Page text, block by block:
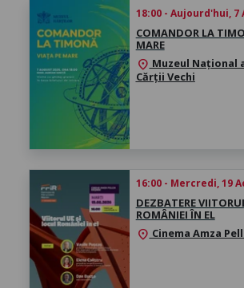
18:00 - Aujourd'hui, 7
COMANDOR LA
MARE
location_on Muzeul Național
Cărții Vechi
16:00 - Mercredi, 19
DEZBATERE
ROMÂNIEI ÎN EL
location_on Cinema Amza